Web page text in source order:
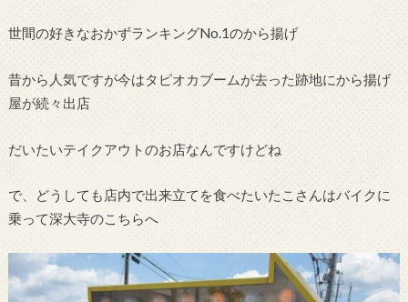
世間の好きなおかずランキングNo.1のから揚げ
昔から人気ですが今はタピオカブームが去った跡地にから揚げ
屋が続々出店
だいたいテイクアウトのお店なんですけどね
で、どうしても店内で出来立てを食べたいたこさんはバイクに
乗って深大寺のこちらへ